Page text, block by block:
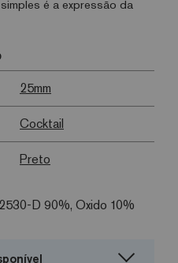
é a expressão da
25mm
Cocktail
Preto
2530-D 90%, Oxido 10%